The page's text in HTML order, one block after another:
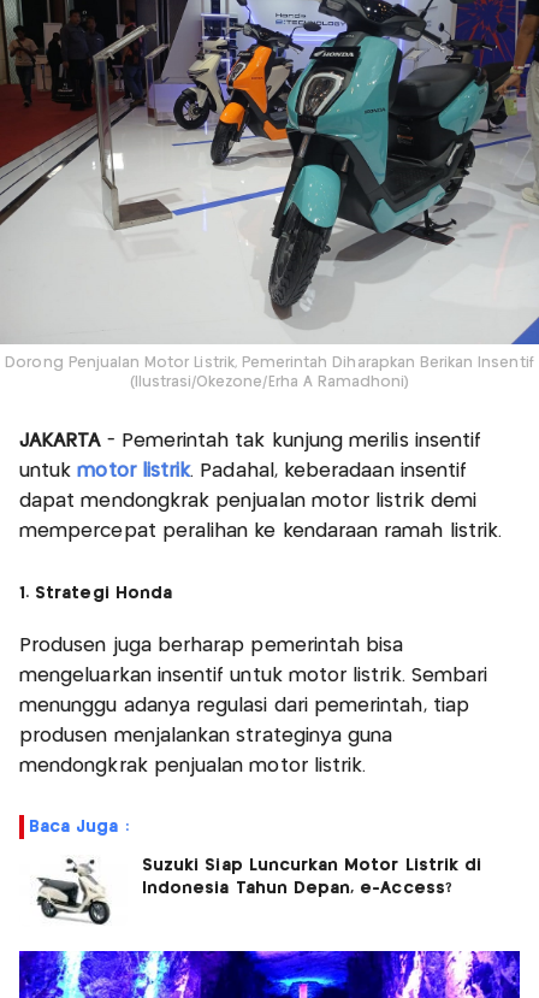
Dorong Penjualan Motor Listrik, Pemerintah Diharapkan Berikan Insentif
(Ilustrasi/Okezone/Erha A Ramadhoni)
JAKARTA- Pemerintah tak kunjung merilis insentif
untukmotor listrik. Padahal, keberadaan insentif
dapat mendongkrak penjualan motor listrik demi
mempercepat peralihan ke kendaraan ramah listrik.
1. Strategi Honda
Produsen juga berharap pemerintah bisa
mengeluarkan insentif untuk motor listrik. Sembari
menunggu adanya regulasi dari pemerintah, tiap
produsen menjalankan strateginya guna
mendongkrak penjualan motor listrik.
Baca Juga :
Suzuki Siap Luncurkan Motor Listrik di
Indonesia Tahun Depan, e-Access?